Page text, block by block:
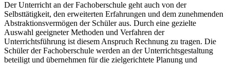
Der Unterricht an der Fachoberschule geht auch von der
Selbsttätigkeit, den erweiterten Erfahrungen und dem zunehmenden
Abstraktionsvermögen der Schüler aus. Durch eine gezielte
Auswahl geeigneter Methoden und Verfahren der
Unterrichtsführung ist diesem Anspruch Rechnung zu tragen. Die
Schüler der Fachoberschule werden an der Unterrichtsgestaltung
beteiligt und übernehmen für die zielgerichtete Planung und